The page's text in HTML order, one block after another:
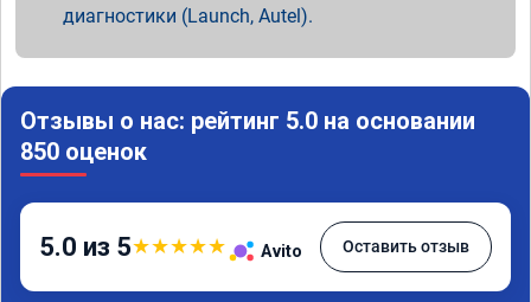
диагностики (Launch, Autel).
Отзывы о нас: рейтинг 5.0 на основании
850 оценок
5.0 из 5★★★★★ Avito Оставить отзыв